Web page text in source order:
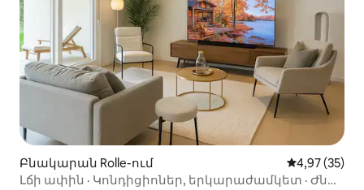
Բնակարան Rolle-ում Միջին
4,97 (35)
Լճի ափին · Կոնդիցիոներ, երկարաժամկետ · Ժնև/